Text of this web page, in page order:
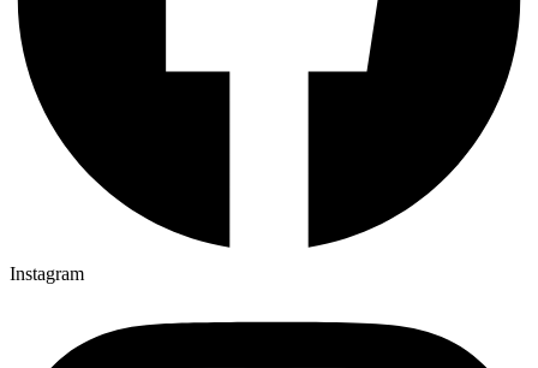
Instagram